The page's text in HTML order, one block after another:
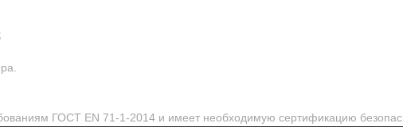
ГОСТ EN 71-1-2014 и имеет необходимую сертификацию